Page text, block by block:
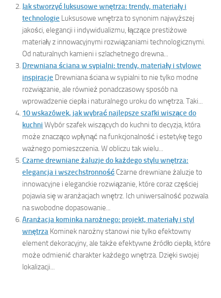
Jak stworzyć luksusowe wnętrza: trendy, materiały i
technologie Luksusowe wnętrza to synonim najwyższej
jakości, elegancji i indywidualizmu, łączące prestiżowe
materiały z innowacyjnymi rozwiązaniami technologicznymi.
Od naturalnych kamieni i szlachetnego drewna...
Drewniana ściana w sypialni: trendy, materiały i stylowe
inspiracje Drewniana ściana w sypialni to nie tylko modne
rozwiązanie, ale również ponadczasowy sposób na
wprowadzenie ciepła i naturalnego uroku do wnętrza. Taki...
10 wskazówek, jak wybrać najlepsze szafki wiszące do
kuchni Wybór szafek wiszących do kuchni to decyzja, która
może znacząco wpłynąć na funkcjonalność i estetykę tego
ważnego pomieszczenia. W obliczu tak wielu...
Czarne drewniane żaluzje do każdego stylu wnętrza:
elegancja i wszechstronność Czarne drewniane żaluzje to
innowacyjne i eleganckie rozwiązanie, które coraz częściej
pojawia się w aranżacjach wnętrz. Ich uniwersalność pozwala
na swobodne dopasowanie...
Aranżacja kominka narożnego: projekt, materiały i styl
wnętrza Kominek narożny stanowi nie tylko efektowny
element dekoracyjny, ale także efektywne źródło ciepła, które
może odmienić charakter każdego wnętrza. Dzięki swojej
lokalizacji...